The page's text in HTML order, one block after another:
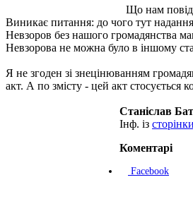
Що нам
Виникає питання: до чого тут
Невзоров без нашого громадянства
Невзорова не можна було в іншому
Я не згоден зі знецінюванням
акт. А по змісту - цей акт стосується
Станіслав
Інф. із сторінки
Коментарі
Facebook